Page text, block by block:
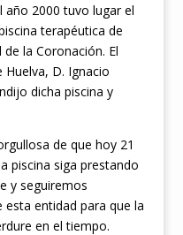
año 2000 tuvo lugar el
terapéutica de
la Coronación. El
D. Ignacio
dicha piscina y
de que hoy 21
piscina siga prestando
y seguiremos
entidad para que la
en el tiempo.